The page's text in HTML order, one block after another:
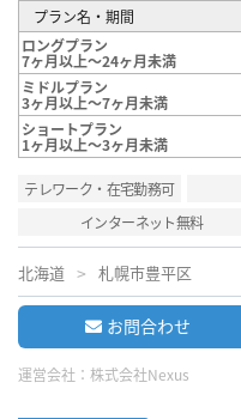
プラン名・期間
ロングプラン
7ヶ月以上～24ヶ月未満
ミドルプラン
3ヶ月以上～7ヶ月未満
ショートプラン
1ヶ月以上～3ヶ月未満
テレワーク・在宅勤務可
インターネット無料
北海道 札幌市豊平区
お問合わせ
運営会社： 株式会社Nexus